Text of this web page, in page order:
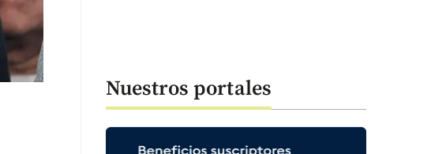
Nuestros portales